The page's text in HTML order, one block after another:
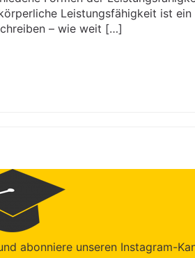
Leistungsfähigkeit ist
– wie weit […]
abonniere unseren Instagram-